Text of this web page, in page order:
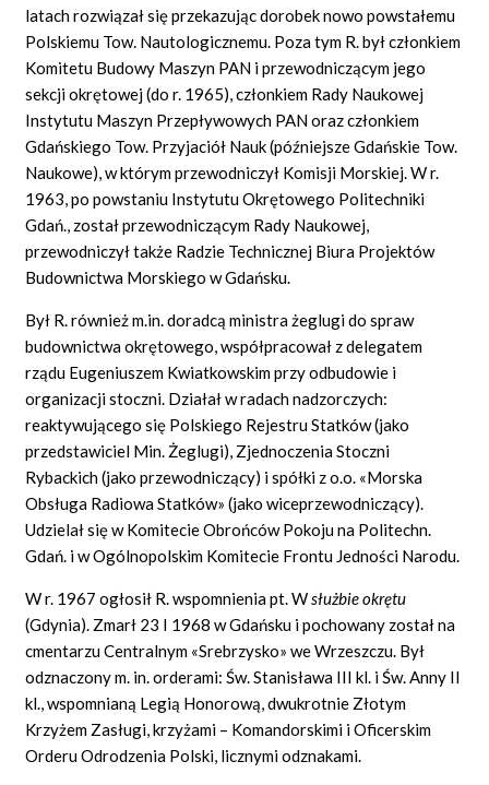
latach rozwiązał się przekazując dorobek nowo powstałemu
Polskiemu Tow. Nautologicznemu. Poza tym R. był członkiem
Komitetu Budowy Maszyn PAN i przewodniczącym jego
sekcji okrętowej (do r. 1965), członkiem Rady Naukowej
Instytutu Maszyn Przepływowych PAN oraz członkiem
Gdańskiego Tow. Przyjaciół Nauk (późniejsze Gdańskie Tow.
Naukowe), w którym przewodniczył Komisji Morskiej. W r.
1963, po powstaniu Instytutu Okrętowego Politechniki
Gdań., został przewodniczącym Rady Naukowej,
przewodniczył także Radzie Technicznej Biura Projektów
Budownictwa Morskiego w Gdańsku.
Był R. również m.in. doradcą ministra żeglugi do spraw
budownictwa okrętowego, współpracował z delegatem
rządu Eugeniuszem Kwiatkowskim przy odbudowie i
organizacji stoczni. Działał w radach nadzorczych:
reaktywującego się Polskiego Rejestru Statków (jako
przedstawiciel Min. Żeglugi), Zjednoczenia Stoczni
Rybackich (jako przewodniczący) i spółki z o.o. «Morska
Obsługa Radiowa Statków» (jako wiceprzewodniczący).
Udzielał się w Komitecie Obrońców Pokoju na Politechn.
Gdań. i w Ogólnopolskim Komitecie Frontu Jedności Narodu.
W r. 1967 ogłosił R. wspomnienia pt. Wsłużbie okrętu
(Gdynia). Zmarł 23 I 1968 w Gdańsku i pochowany został na
cmentarzu Centralnym «Srebrzysko» we Wrzeszczu. Był
odznaczony m. in. orderami: Św. Stanisława III kl. i Św. Anny II
kl., wspomnianą Legią Honorową, dwukrotnie Złotym
Krzyżem Zasługi, krzyżami – Komandorskimi i Oficerskim
Orderu Odrodzenia Polski, licznymi odznakami.